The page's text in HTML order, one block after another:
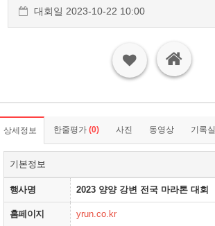
대회일 2023-10-22 10:00
상세정보 한줄평가 (0) 사진 동영상 기록실
기본정보
행사명 2023 양양 강변 전국 마라톤 대회
홈페이지 yrun.co.kr